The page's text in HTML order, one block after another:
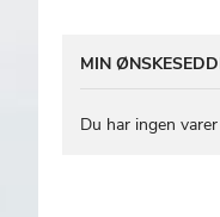
MIN
Du har ingen